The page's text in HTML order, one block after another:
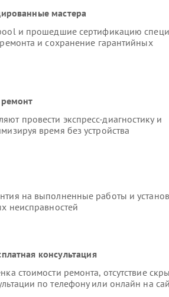
мастера
и прошедшие сертификацию
и сохранение гарантийных
провести экспресс-диагностику и
время без устройства
на выполненные работы и
неисправностей
консультация
стоимости ремонта, отсутствие
по телефону или онлайн на